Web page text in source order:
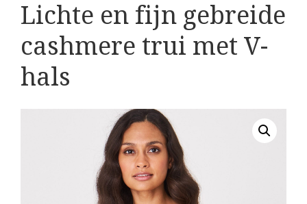
Lichte en fijn gebreide
cashmere trui met V-
hals